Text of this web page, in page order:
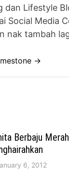
dan Lifestyle
Social Media
nak tambah
→
Berbaju
6, 2012